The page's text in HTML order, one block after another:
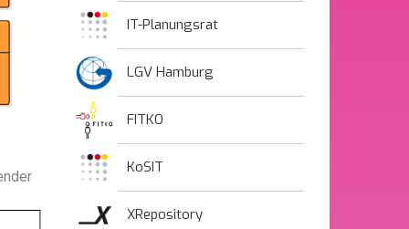
IT-Planungsrat
LGV Hamburg
FITKO
KoSIT
XRepository